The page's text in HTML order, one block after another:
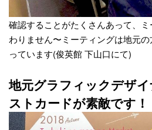
確認することがたくさんあって、
わりません〜ミーティングは地元
っています(俊英館 下山口にて)
地元グラフィックデザ
ストカードが素敵です！